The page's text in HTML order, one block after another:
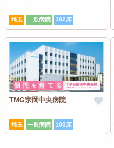
埼玉 一般病院 282床
TMG宗岡中央病院
埼玉 一般病院 100床